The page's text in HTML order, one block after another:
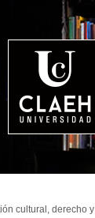
cultural, derecho y